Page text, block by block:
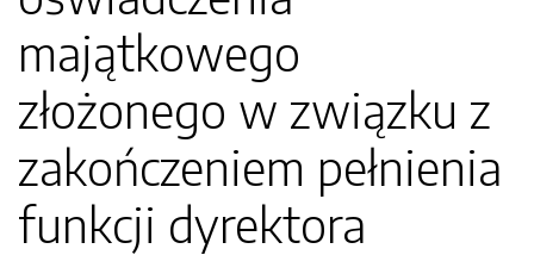
majątkowego
złożonego w związku z
zakończeniem pełnienia
funkcji dyrektora